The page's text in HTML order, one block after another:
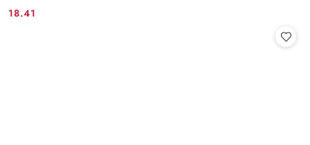
Cena:
18.41